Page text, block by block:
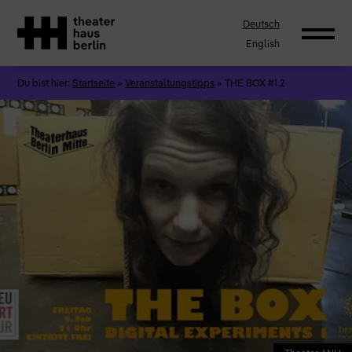
Deutsch
English
Du bist hier: Startseite »Veranstaltungstipps »THE BOX #1.2